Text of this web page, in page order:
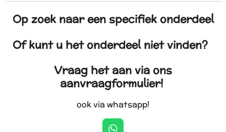
Op zoek naar een specifiek onderdeel
Of kunt u het onderdeel niet vinden?
Vraag het aan via ons
aanvraagformulier!
ook via whatsapp!